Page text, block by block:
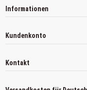
Informationen
Kundenkonto
Kontakt